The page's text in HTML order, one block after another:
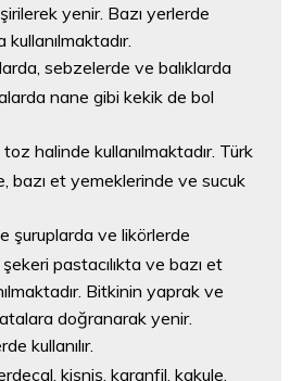
yenir. Bazı yerlerde
sebzelerde ve balıklarda
nane gibi kekik de bol
halinde kullanılmaktadır. Türk
bazı et yemeklerinde ve sucuk
şuruplarda ve likörlerde
pastacılıkta ve bazı et
Bitkinin yaprak ve
doğranarak yenir.
kullanılır.
kişniş, karanfil, kakule,